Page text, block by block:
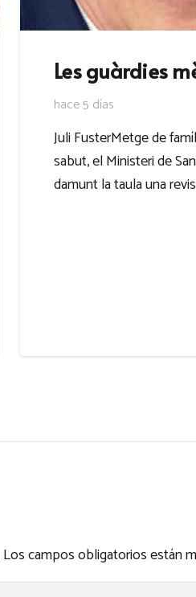
Les guàrdies
hace 5 días
Juli FusterMetge de
sabut, el Ministeri de
damunt la taula una
Los campos obligatorios están